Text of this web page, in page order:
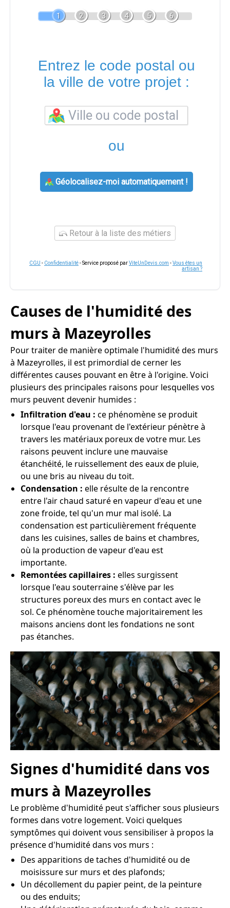
1 2 3 4 5 6
Entrez le code postal ou
la ville de votre projet :
ou
Géolocalisez-moi automatiquement !
Retour à la liste des métiers
CGU - Confidentialité- Service proposé parViteUnDevis.com -Vous êtes un
artisan ?
Causes de l'humidité des
murs à Mazeyrolles
Pour traiter de manière optimale l'humidité des murs
à Mazeyrolles, il est primordial de cerner les
différentes causes pouvant en être à l'origine. Voici
plusieurs des principales raisons pour lesquelles vos
murs peuvent devenir humides :
Infiltration d'eau : ce phénomène se produit
lorsque l'eau provenant de l'extérieur pénètre à
travers les matériaux poreux de votre mur. Les
raisons peuvent inclure une mauvaise
étanchéité, le ruissellement des eaux de pluie,
ou une bris au niveau du toit.
Condensation : elle résulte de la rencontre
entre l'air chaud saturé en vapeur d'eau et une
zone froide, tel qu'un mur mal isolé. La
condensation est particulièrement fréquente
dans les cuisines, salles de bains et chambres,
où la production de vapeur d'eau est
importante.
Remontées capillaires : elles surgissent
lorsque l'eau souterraine s'élève par les
structures poreux des murs en contact avec le
sol. Ce phénomène touche majoritairement les
maisons anciens dont les fondations ne sont
pas étanches.
Signes d'humidité dans vos
murs à Mazeyrolles
Le problème d'humidité peut s'afficher sous plusieurs
formes dans votre logement. Voici quelques
symptômes qui doivent vous sensibiliser à propos la
présence d'humidité dans vos murs :
Des apparitions de taches d'humidité ou de
moisissure sur murs et des plafonds;
Un décollement du papier peint, de la peinture
ou des enduits;